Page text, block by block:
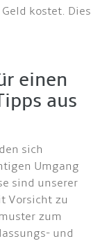
kostet. Dies
einen
aus
sich
Umgang
sind unserer
Vorsicht zu
zum
und